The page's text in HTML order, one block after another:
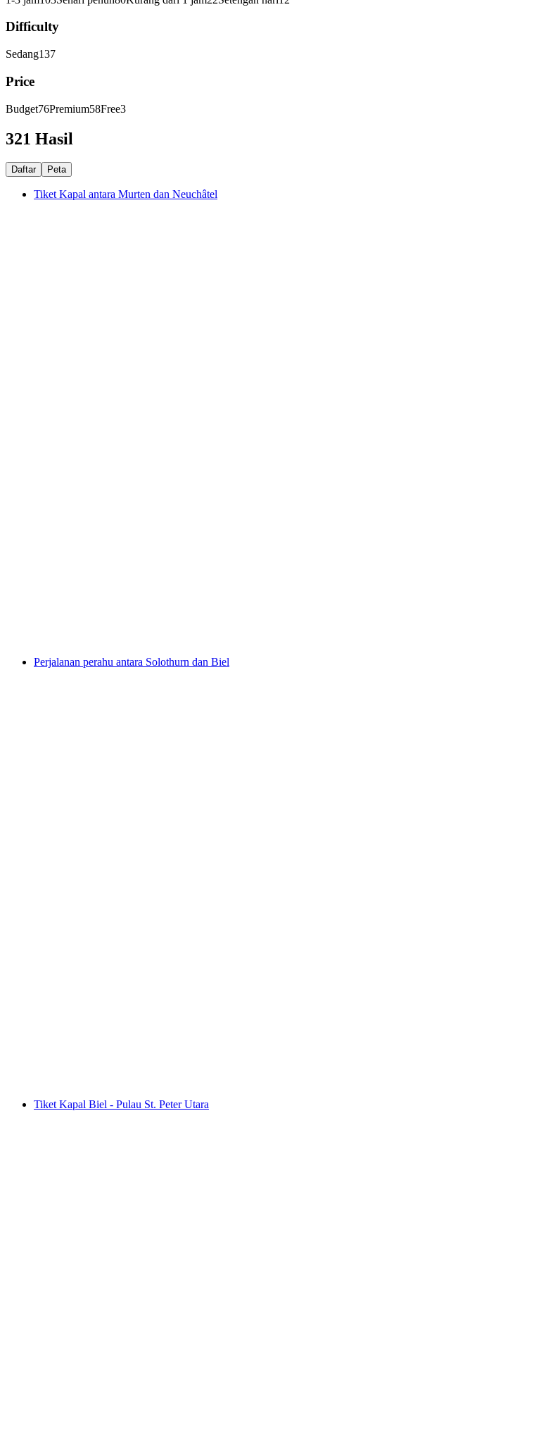
Difficulty
Sedang137
Price
Budget76Premium58Free3
321 Hasil
Daftar Peta
Tiket Kapal antara Murten dan Neuchâtel
Perjalanan perahu antara Solothurn dan Biel
Tiket Kapal Biel - Pulau St. Peter Utara